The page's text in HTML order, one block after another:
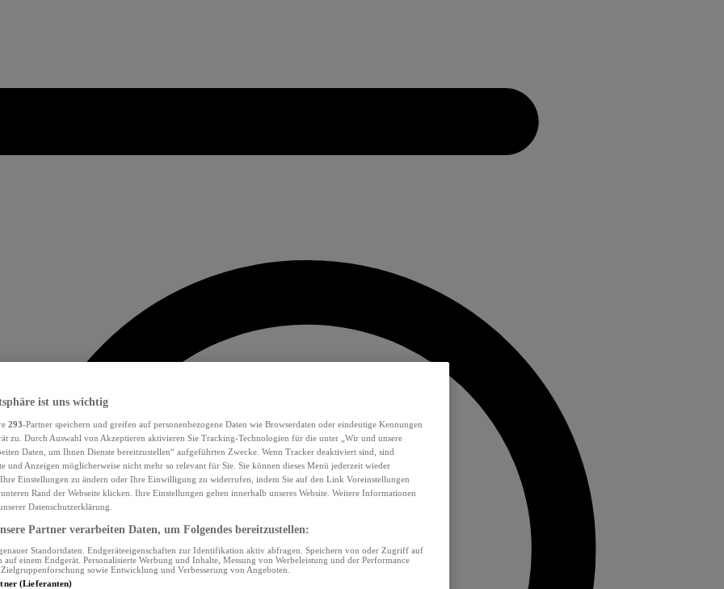
ist uns wichtig
293-Partner speichern und greifen auf personenbezogene Daten wie Browserdaten oder eindeutige Kennungen
zu. Durch Auswahl von Akzeptieren aktivieren Sie Tracking-Technologien für die unter „Wir und unsere
Daten, um Ihnen Dienste bereitzustellen“ aufgeführten Zwecke. Wenn Tracker deaktiviert sind, sind
und Anzeigen möglicherweise nicht mehr so relevant für Sie. Sie können dieses Menü jederzeit wieder
Einstellungen zu ändern oder Ihre Einwilligung zu widerrufen, indem Sie auf den Link Voreinstellungen
Rand der Webseite klicken. Ihre Einstellungen gelten innerhalb unseres Website. Weitere Informationen
Datenschutzerklärung.
Partner verarbeiten Daten, um Folgendes bereitzustellen:
Standortdaten. Endgeräteeigenschaften zur Identifikation aktiv abfragen. Speichern von oder Zugriff auf
einem Endgerät. Personalisierte Werbung und Inhalte, Messung von Werbeleistung und der Performance
sowie Entwicklung und Verbesserung von Angeboten.
(Lieferanten)